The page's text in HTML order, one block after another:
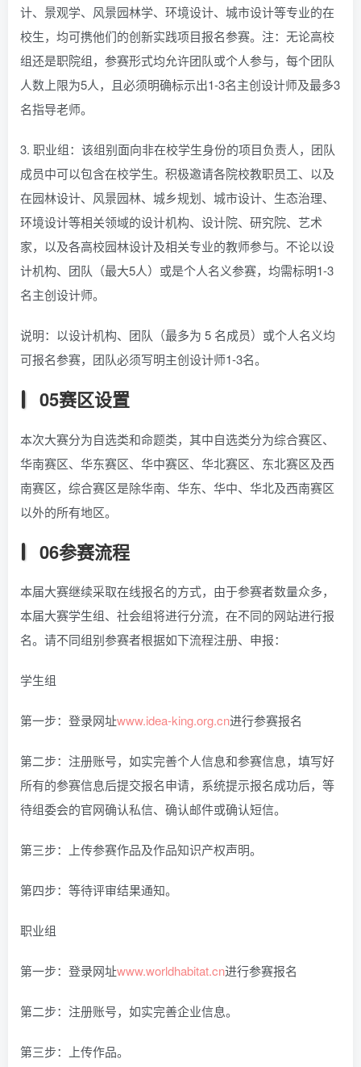
计、景观学、风景园林学、环境设计、城市设计等专业的在
校生，均可携他们的创新实践项目报名参赛。注：无论高校
组还是职院组，参赛形式均允许团队或个人参与，每个团队
人数上限为5人，且必须明确标示出1-3名主创设计师及最多3
名指导老师。
3. 职业组：该组别面向非在校学生身份的项目负责人，团队
成员中可以包含在校学生。积极邀请各院校教职员工、以及
在园林设计、风景园林、城乡规划、城市设计、生态治理、
环境设计等相关领域的设计机构、设计院、研究院、艺术
家，以及各高校园林设计及相关专业的教师参与。不论以设
计机构、团队（最大5人）或是个人名义参赛，均需标明1-3
名主创设计师。
说明：以设计机构、团队（最多为 5 名成员）或个人名义均
可报名参赛，团队必须写明主创设计师1-3名。
05赛区设置
本次大赛分为自选类和命题类，其中自选类分为综合赛区、
华南赛区、华东赛区、华中赛区、华北赛区、东北赛区及西
南赛区，综合赛区是除华南、华东、华中、华北及西南赛区
以外的所有地区。
06参赛流程
本届大赛继续采取在线报名的方式，由于参赛者数量众多，
本届大赛学生组、社会组将进行分流，在不同的网站进行报
名。请不同组别参赛者根据如下流程注册、申报：
学生组
第一步：登录网址www.idea-king.org.cn进行参赛报名
第二步：注册账号，如实完善个人信息和参赛信息，填写好
所有的参赛信息后提交报名申请，系统提示报名成功后，等
待组委会的官网确认私信、确认邮件或确认短信。
第三步：上传参赛作品及作品知识产权声明。
第四步：等待评审结果通知。
职业组
第一步：登录网址www.worldhabitat.cn进行参赛报名
第二步：注册账号，如实完善企业信息。
第三步：上传作品。